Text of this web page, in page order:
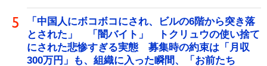
「中国人にボコボコにされ、ビルの6階から突き落
とされた」 「闇バイト」 トクリュウの使い捨て
にされた悲惨すぎる実態 募集時の約束は「月収
300万円」も、組織に入った瞬間、「お前たち